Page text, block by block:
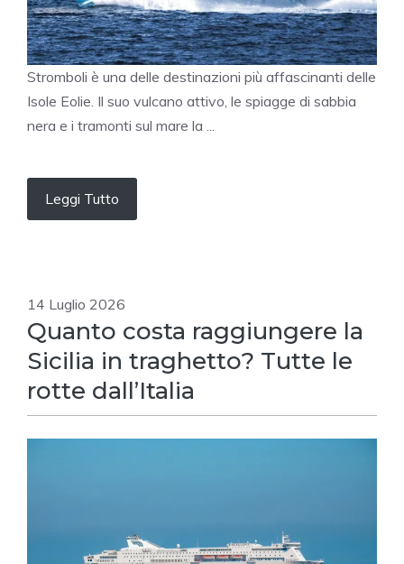
Stromboli è una delle destinazioni più affascinanti delle
Isole Eolie. Il suo vulcano attivo, le spiagge di sabbia
nera e i tramonti sul mare la ...
Leggi Tutto
14 Luglio 2026
Quanto costa raggiungere la
Sicilia in traghetto? Tutte le
rotte dall’Italia